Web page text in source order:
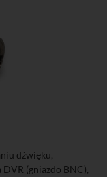
dźwięku,
(gniazdo BNC),